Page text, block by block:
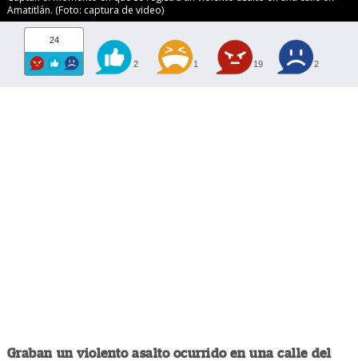
Amatitlán. (Foto: captura de video)
24
2 1 19 2
Graban un violento asalto ocurrido en una calle del